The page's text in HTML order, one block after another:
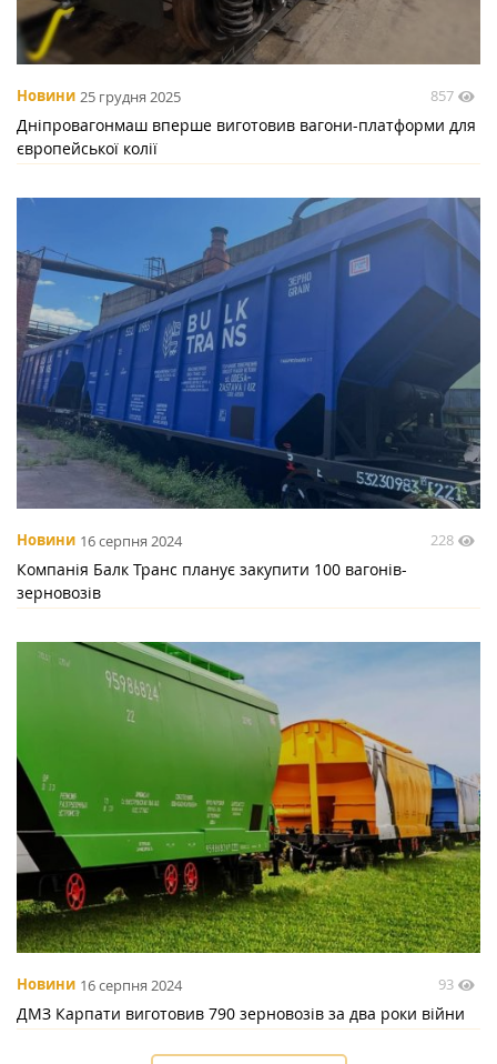
Новини 25 грудня 2025 857
Дніпровагонмаш вперше виготовив вагони-платформи для
європейської колії
Новини 16 серпня 2024 228
Компанія Балк Транс планує закупити 100 вагонів-
зерновозів
Новини 16 серпня 2024 93
ДМЗ Карпати виготовив 790 зерновозів за два роки війни